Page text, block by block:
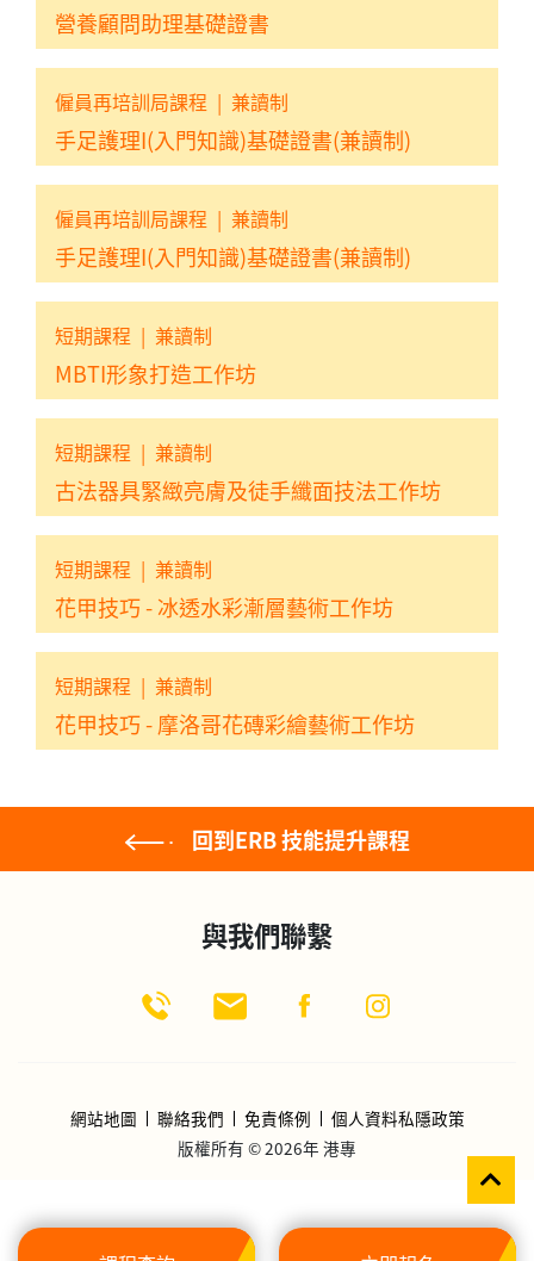
營養顧問助理基礎證書
僱員再培訓局課程 | 兼讀制
手足護理I(入門知識)基礎證書(兼讀制)
僱員再培訓局課程 | 兼讀制
手足護理I(入門知識)基礎證書(兼讀制)
短期課程 | 兼讀制
MBTI形象打造工作坊
短期課程 | 兼讀制
古法器具緊緻亮膚及徒手纖面技法工作坊
短期課程 | 兼讀制
花甲技巧 - 冰透水彩漸層藝術工作坊
短期課程 | 兼讀制
花甲技巧 - 摩洛哥花磚彩繪藝術工作坊
回到ERB 技能提升課程
與我們聯繫
網站地圖 聯絡我們 免責條例
個人資料私隱政策
版權所有 © 2026年 港專